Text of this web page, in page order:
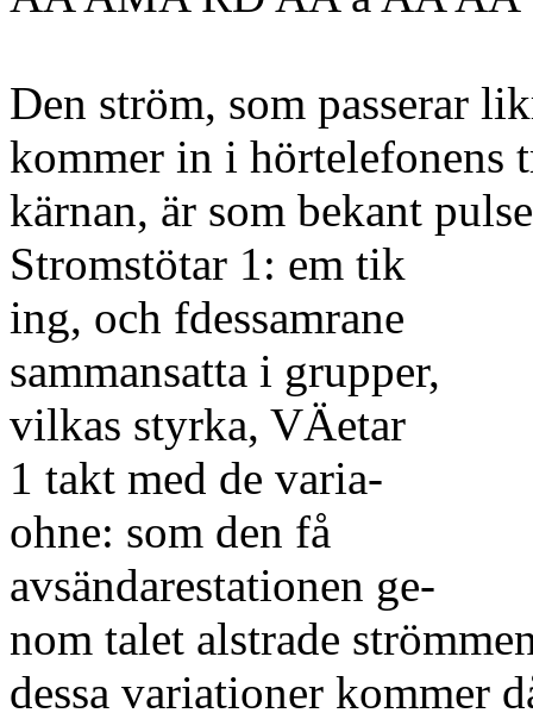
Den ström, som passerar
kommer in i hörtelefonens
kärnan, är som bekant
Stromstötar 1: em tik
ing, och fdessamrane
sammansatta i grupper,
vilkas styrka, VÄetar
1 takt med de varia-
ohne: som den få
avsändarestationen ge-
nom talet alstrade
dessa variationer kommer